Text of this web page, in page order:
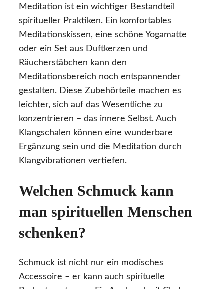
Meditation ist ein wichtiger Bestandteil
spiritueller Praktiken. Ein komfortables
Meditationskissen, eine schöne Yogamatte
oder ein Set aus Duftkerzen und
Räucherstäbchen kann den
Meditationsbereich noch entspannender
gestalten. Diese Zubehörteile machen es
leichter, sich auf das Wesentliche zu
konzentrieren – das innere Selbst. Auch
Klangschalen können eine wunderbare
Ergänzung sein und die Meditation durch
Klangvibrationen vertiefen.
Welchen Schmuck kann
man spirituellen Menschen
schenken?
Schmuck ist nicht nur ein modisches
Accessoire – er kann auch spirituelle